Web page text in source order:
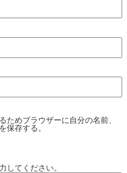
ためブラウザーに自分の名前、
保存する。
してください。